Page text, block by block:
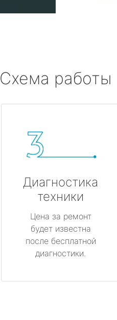
Схема работы
Диагностика
техники
Цена за ремонт
будет известна
после бесплатной
диагностики.